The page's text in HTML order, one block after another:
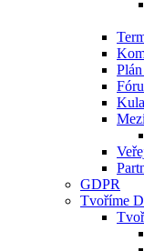
GDPR
Tvoříme